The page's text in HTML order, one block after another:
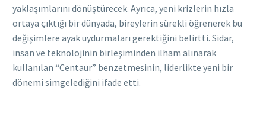
yaklaşımlarını dönüştürecek. Ayrıca, yeni krizlerin hızla
ortaya çıktığı bir dünyada, bireylerin sürekli öğrenerek bu
değişimlere ayak uydurmaları gerektiğini belirtti. Sidar,
insan ve teknolojinin birleşiminden ilham alınarak
kullanılan “Centaur” benzetmesinin, liderlikte yeni bir
dönemi simgelediğini ifade etti.